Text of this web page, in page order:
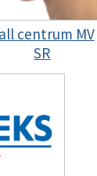
centrum MV
SR